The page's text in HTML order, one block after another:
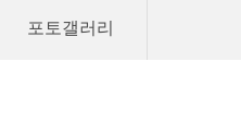
포토갤러리